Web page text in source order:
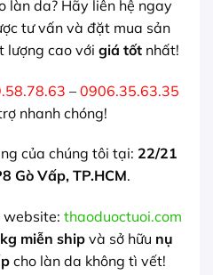
làn da? Hãy liên hệ ngay
tư vấn và đặt mua sản
lượng cao với giá tốtnhất!
– 0906.35.63.35
nhanh chóng!
của chúng tôi tại: 22/21
Gò Vấp, TP.HCM.
thaoduoctuoi.com
miễn shipvà sở hữu nụ
cho làn da không tì vết!